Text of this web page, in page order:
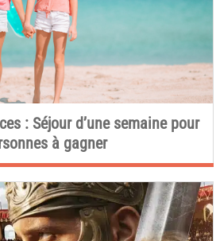
: Séjour d’une semaine pour
à gagner